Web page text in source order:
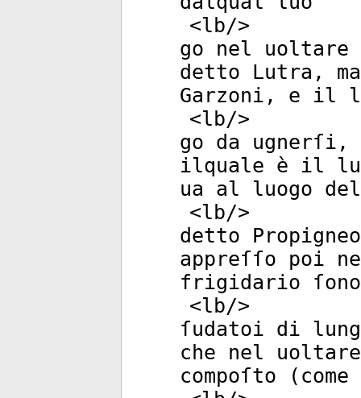
<lb/>
go nel
detto Lutra,
Garzoni, e il
<lb/>
go da
ilquale è il
ua al luogo
<lb/>
detto
appreſſo poi
frigidario
<lb/>
ſudatoi di
che nel
compoſto (come